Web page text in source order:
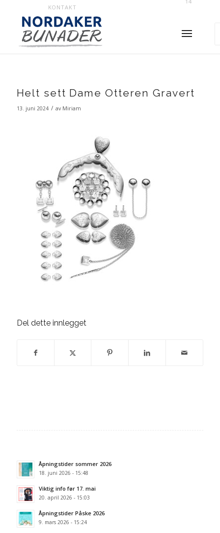
KONTAKT
Helt sett Dame Otteren Gravert
13. juni 2024 / av Miriam
Del dette innlegget
Åpningstider sommer 2026
18. juni 2026 - 15:48
Viktig info før 17. mai
20. april 2026 - 15:03
Åpningstider Påske 2026
9. mars 2026 - 15:24